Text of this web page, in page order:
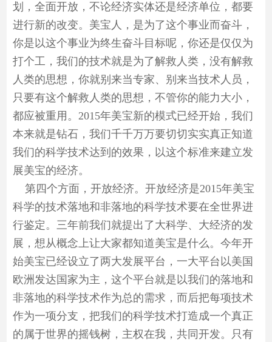
划，全面开放，不论经济实体还是经济单位，都要
进行新的改变。美宝人，是为了这个事业而奋斗，
你是以这个事业为终生奋斗目标呢，你还是仅仅为
打个工，我们的技术就是为了解救人类，没有解救
人类的思想，你就别来当专家、别来当技术人员，
只要有这个解救人类的思想，不管你的能力大小，
都应被重用。2015年美宝新的模式已经开始，我们
本来就是钻石，我们千千万万要切切实实真正知道
我们的科学技术达到的效果，以这个标准来建立发
展美宝的经济。
第四个方面，开放经济。开放经济是2015年美宝
科学的技术落地和非落地的科学技术要在全世界进
行鉴定。三年前我们就提出了大科学、大经济的发
展，想从概念上让大家都知道美宝是什么。今年开
始美宝已经设立了两大发展平台，一大平台以美国
欧洲发达国家为主，这个平台就是以我们的落地和
非落地的科学技术作为总的需求，而后把每项技术
作为一项分支，把我们的科学技术打造成一个真正
的属于世界的摇钱树，主权在我，共同开发。只有